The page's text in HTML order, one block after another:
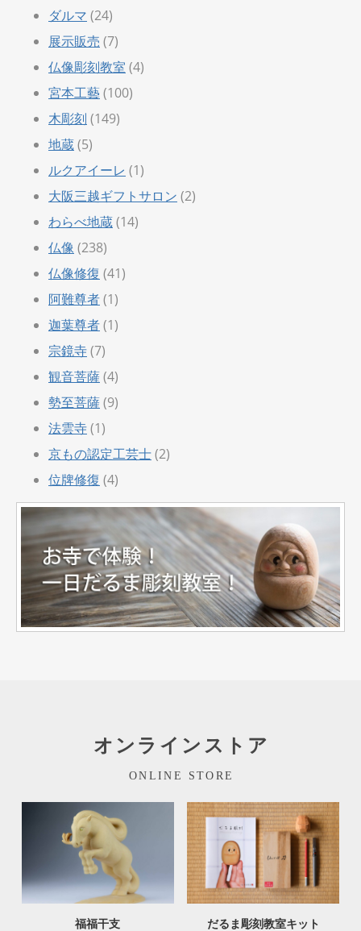
ダルマ (24)
展示販売 (7)
仏像彫刻教室 (4)
宮本工藝(100)
木彫刻 (149)
地蔵(5)
ルクアイーレ (1)
大阪三越ギフトサロン (2)
わらべ地蔵(14)
仏像 (238)
仏像修復 (41)
阿難尊者(1)
迦葉尊者(1)
宗鏡寺(7)
観音菩薩(4)
勢至菩薩(9)
法雲寺(1)
京もの認定工芸士(2)
位牌修復 (4)
オンラインストア
ONLINE STORE
福福干支
だるま彫刻教室キット